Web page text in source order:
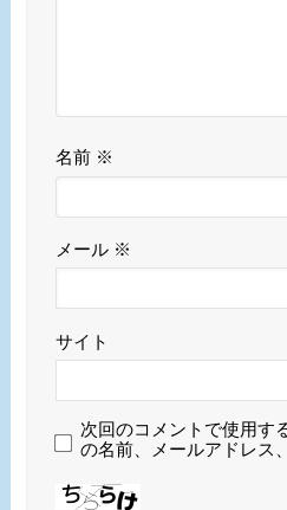
名前 ※
メール ※
サイト
次回のコメントで使用す
の名前、メールアドレス